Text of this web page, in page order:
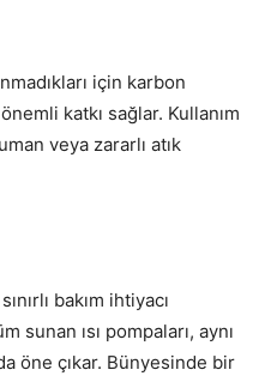
için karbon
katkı sağlar. Kullanım
veya zararlı atık
bakım ihtiyacı
sunan ısı pompaları, aynı
öne çıkar. Bünyesinde bir